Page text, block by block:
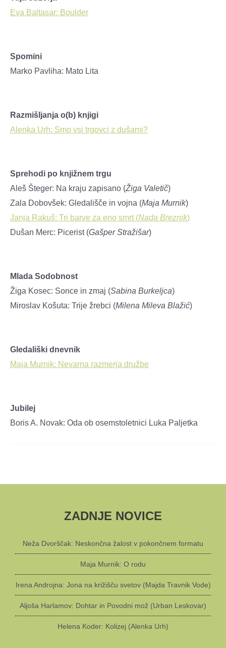
Eva Baltasar: Boulder
Spomini
Marko Pavliha: Mato Lita
Razmišljanja o(b) knjigi
Alenka Urh: Smo vsi trgovci z dušami?
Sprehodi po knjižnem trgu
Aleš Šteger: Na kraju zapisano (Žiga Valetič)
Zala Dobovšek: Gledališče in vojna (Maja Murnik)
Janja Rakuš: Tri barve za eno smrt (Nada Breznik)
Dušan Merc: Picerist (Gašper Stražišar)
Mlada Sodobnost
Žiga Kosec: Sonce in zmaj (Sabina Burkeljca)
Miroslav Košuta: Trije žrebci (Milena Mileva Blažić)
Gledališki dnevnik
Maja Murnik: Nevarna razmerja družbe
Jubilej
Boris A. Novak: Oda ob osemstoletnici Luka Paljetka
ZADNJE NOVICE
Neža Dvorščak: Neskončna žalost v pokončnem formatu
Maja Murnik: O rodu
Irena Androjna: Jona na križišču svetov (Majda Travnik Vode)
Aljoša Harlamov: Dohtar in Povodni mož (Urban Leskovar)
Helena Koder: Kolizej (Alenka Urh)